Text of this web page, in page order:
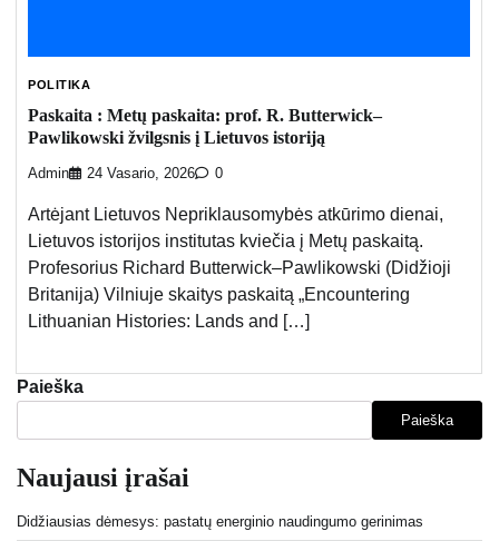
POLITIKA
Paskaita : Metų paskaita: prof. R. Butterwick–
Pawlikowski žvilgsnis į Lietuvos istoriją
Admin 24 Vasario, 2026 0
Artėjant Lietuvos Nepriklausomybės atkūrimo dienai,
Lietuvos istorijos institutas kviečia į Metų paskaitą.
Profesorius Richard Butterwick–Pawlikowski (Didžioji
Britanija) Vilniuje skaitys paskaitą „Encountering
Lithuanian Histories: Lands and […]
Paieška
Paieška
Naujausi įrašai
Didžiausias dėmesys: pastatų energinio naudingumo gerinimas